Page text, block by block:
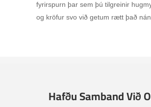
fyrirspurn þar sem þú tilgreinir
og kröfur svo við getum rætt það
Hafðu Samband Við